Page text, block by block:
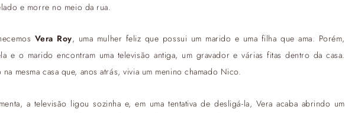
e morre no meio da rua.
Vera Roy, uma mulher feliz que possui um marido e uma filha que ama. Porém,
e o marido encontram uma televisão antiga, um gravador e várias fitas dentro da casa.
mesma casa que, anos atrás, vivia um menino chamado Nico.
a televisão ligou sozinha e, em uma tentativa de desligá-la, Vera acaba abrindo um